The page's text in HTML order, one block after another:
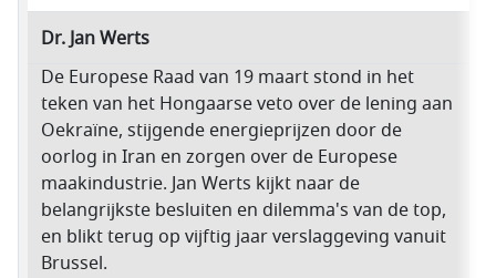
Dr. Jan Werts
De Europese Raad van 19 maart stond in het
teken van het Hongaarse veto over de lening aan
Oekraïne, stijgende energieprijzen door de
oorlog in Iran en zorgen over de Europese
maakindustrie. Jan Werts kijkt naar de
belangrijkste besluiten en dilemma's van de top,
en blikt terug op vijftig jaar verslaggeving vanuit
Brussel.